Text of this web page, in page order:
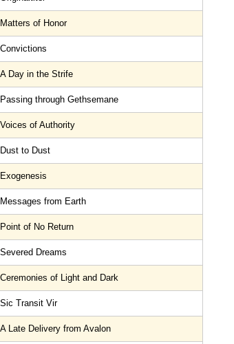
Matters of Honor
Convictions
A Day in the Strife
Passing through Gethsemane
Voices of Authority
Dust to Dust
Exogenesis
Messages from Earth
Point of No Return
Severed Dreams
Ceremonies of Light and Dark
Sic Transit Vir
A Late Delivery from Avalon